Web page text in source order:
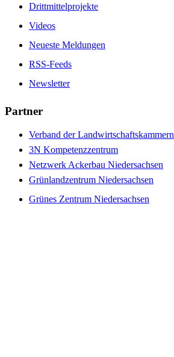
Drittmittelprojekte
Videos
Neueste Meldungen
RSS-Feeds
Newsletter
Partner
Verband der Landwirtschaftskammern
3N Kompetenzzentrum
Netzwerk Ackerbau Niedersachsen
Grünlandzentrum Niedersachsen
Grünes Zentrum Niedersachsen